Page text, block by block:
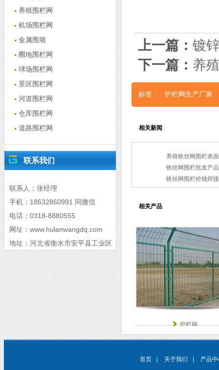
养殖围栏网
机场围栏网
金属围墙
圈地围栏网
球场围栏网
景区围栏网
河道围栏网
仓库围栏网
道路围栏网
联系我们
联系人：张经理
手机：18632860991 同微信
电话：0318-8880555
网址：www.hulanwangdq.com
地址：河北省衡水市安平县工业区
上一篇： 镀
下一篇： 养
标签： 护栏网生产厂家
相关新闻
养殖铁丝网围栏表
铁丝网围栏批发产
铁丝网围栏价钱焊
相关产品
护栏网
首页 关于我们 产品中